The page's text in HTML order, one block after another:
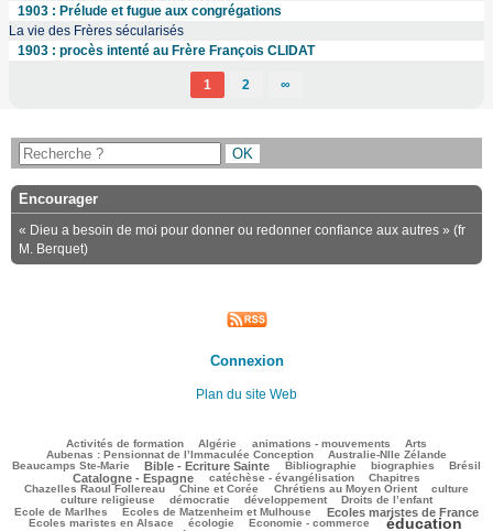
1903 : Prélude et fugue aux congrégations
La vie des Frères sécularisés
1903 : procès intenté au Frère François CLIDAT
1 2 ∞
Encourager
« Dieu a besoin de moi pour donner ou redonner confiance aux autres » (fr
M. Berquet)
Connexion
Plan du site Web
Activités de formation Algérie animations - mouvements Arts
Aubenas : Pensionnat de l’Immaculée Conception
30/1594 Australie-Nlle Zélande
43/1594
Beaucamps Ste-Marie
354/1594 Bible - Ecriture Sainte
28/1594 Bibliographie
301/1594 biographies
105/1594 Brésil
383/1594
Catalogne - Espagne catéchèse - évangélisation Chapitres
Chazelles Raoul Follereau
70/1594 Chine et Corée
111/1594 Chrétiens au Moyen Orient
213/1594 culture
27/1594
culture religieuse
démocratie développement Droits de l’enfant
Ecole de Marlhes
97/1594 Ecoles de Matzenheim et Mulhouse
443/1594 Ecoles maristes de France
141/1594
Ecoles maristes en Alsace
303/1594 écologie
65/1594 Economie - commerce
932/1594 éducation
85/1594